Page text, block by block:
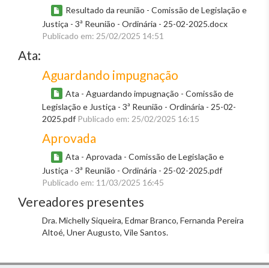
Resultado da reunião - Comissão de Legislação e
Justiça - 3ª Reunião - Ordinária - 25-02-2025.docx
Publicado em: 25/02/2025 14:51
Ata:
Aguardando impugnação
Ata - Aguardando impugnação - Comissão de
Legislação e Justiça - 3ª Reunião - Ordinária - 25-02-
2025.pdf Publicado em: 25/02/2025 16:15
Aprovada
Ata - Aprovada - Comissão de Legislação e
Justiça - 3ª Reunião - Ordinária - 25-02-2025.pdf
Publicado em: 11/03/2025 16:45
Vereadores presentes
Dra. Michelly Siqueira, Edmar Branco, Fernanda Pereira
Altoé, Uner Augusto, Vile Santos.